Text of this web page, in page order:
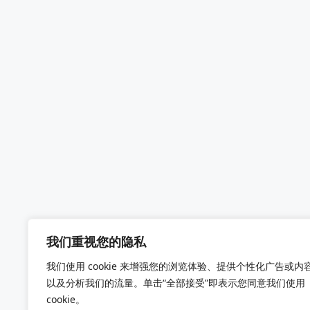
我们重视您的隐私
我们使用 cookie 来增强您的浏览体验、提供个性化广告或内
以及分析我们的流量。单击“全部接受”即表示您同意我们使用
cookie。